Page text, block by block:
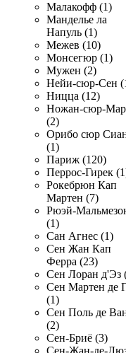
Малакофф (1)
Манделье ла
Напуль (1)
Межев (10)
Монсегюр (1)
Мужен (2)
Нейи-сюр-Сен
Ницца (12)
Ножан-сюр-
(2)
Орибо сюр
(1)
Париж (120)
Перрос-Гирек
Рокебрюн Кап
Мартен (7)
Рюэй-
(1)
Сан Агнес (1)
Сен Жан Кап
Ферра (23)
Сен Лоран д'Эз
Сен Мартен де
(1)
Сен Поль де
(2)
Сен-Бриё (3)
Сен-Жан-де-